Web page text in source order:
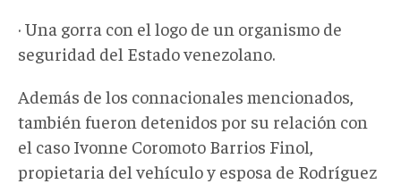
· Una gorra con el logo de un organismo de
seguridad del Estado venezolano.
Además de los connacionales mencionados,
también fueron detenidos por su relación con
el caso Ivonne Coromoto Barrios Finol,
propietaria del vehículo y esposa de Rodríguez